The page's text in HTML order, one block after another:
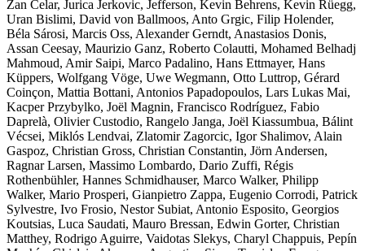
Zan Celar, Jurica Jerkovic, Jefferson, Kevin Behrens, Kevin Rüegg,
Uran Bislimi, David von Ballmoos, Anto Grgic, Filip Holender,
Béla Sárosi, Marcis Oss, Alexander Gerndt, Anastasios Donis,
Assan Ceesay, Maurizio Ganz, Roberto Colautti, Mohamed Belhadj
Mahmoud, Amir Saipi, Marco Padalino, Hans Ettmayer, Hans
Küppers, Wolfgang Vöge, Uwe Wegmann, Otto Luttrop, Gérard
Coinçon, Mattia Bottani, Antonios Papadopoulos, Lars Lukas Mai,
Kacper Przybylko, Joël Magnin, Francisco Rodríguez, Fabio
Daprelà, Olivier Custodio, Rangelo Janga, Joël Kiassumbua, Bálint
Vécsei, Miklós Lendvai, Zlatomir Zagorcic, Igor Shalimov, Alain
Gaspoz, Christian Gross, Christian Constantin, Jörn Andersen,
Ragnar Larsen, Massimo Lombardo, Dario Zuffi, Régis
Rothenbühler, Hannes Schmidhauser, Marco Walker, Philipp
Walker, Mario Prosperi, Gianpietro Zappa, Eugenio Corrodi, Patrick
Sylvestre, Ivo Frosio, Nestor Subiat, Antonio Esposito, Georgios
Koutsias, Luca Saudati, Mauro Bressan, Edwin Gorter, Christian
Matthey, Rodrigo Aguirre, Vaidotas Slekys, Charyl Chappuis, Pepín